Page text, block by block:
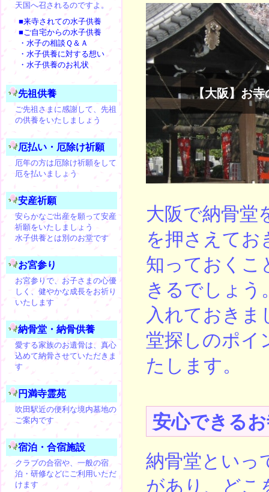
天国へ召されるのですよ。
■来寺されての水子供養
■ご自宅からの水子供養
・水子の相談Ｑ＆Ａ
・水子供養に対する想い
・水子供養のお礼状
先祖供養
ご先祖さまに感謝して、先祖
の供養をいたしましょう
厄払い・厄除け祈願
厄年の方は厄除け祈願をして
厄を払いましょう
安産祈願
安らかなご出産を願って安産
祈願をいたしましょう
水子供養とは別のお堂です
お宮参り
お宮参りで、お子さまの心優
しく、健やかな成長をお祈り
いたします
納骨堂・納骨供養
愛する家族のお遺骨は、真心
込めて納骨させていただきま
す
円満寺霊苑
吹田駅近の便利な境内墓地の
ご案内です
宿泊・合宿施設
クラブの合宿や、一般の宿
泊・研修などにご利用いただ
けます
【大阪】お寺
大阪で納骨堂
を押さえてお
知っておくこ
きるでしょう
入れておきま
堂探しのポイ
たします。
安心できる
納骨堂といっ
があり、どこ